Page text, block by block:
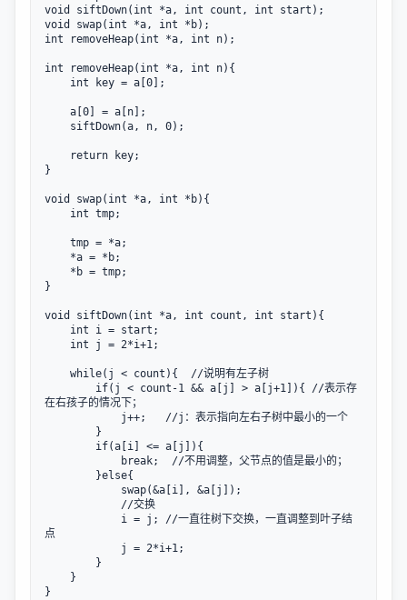
void siftDown(int *a, int count, int start);
void swap(int *a, int *b);
int removeHeap(int *a, int n);
int removeHeap(int *a, int n){
int key = a[0];
a[0] = a[n];
siftDown(a, n, 0);
return key;
}
void swap(int *a, int *b){
int tmp;
tmp = *a;
*a = *b;
*b = tmp;
}
void siftDown(int *a, int count, int start){
int i = start;
int j = 2*i+1;
while(j < count){  //说明有左子树
if(j < count-1 && a[j] > a[j+1]){ //表示存
在右孩子的情况下；
j++;   //j：表示指向左右子树中最小的一个
}
if(a[i] <= a[j]){
break;  //不用调整，父节点的值是最小的；
}else{
swap(&a[i], &a[j]);
//交换
i = j; //一直往树下交换，一直调整到叶子结
点
j = 2*i+1;
}
}
}